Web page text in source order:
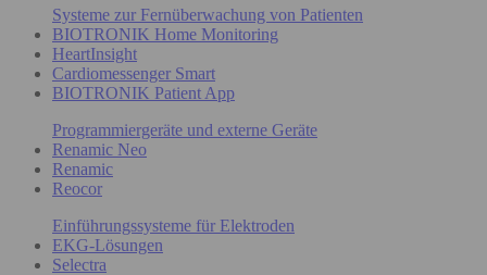
Systeme zur Fernüberwachung von Patienten
BIOTRONIK Home Monitoring
HeartInsight
Cardiomessenger Smart
BIOTRONIK Patient App
Programmiergeräte und externe Geräte
Renamic Neo
Renamic
Reocor
Einführungssysteme für Elektroden
EKG-Lösungen
Selectra